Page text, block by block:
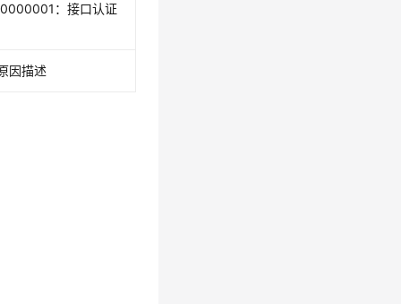
：接口认证
因描述